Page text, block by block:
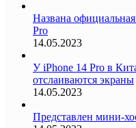
Названа
Pro
14.05.2023
У iPhone 14 Pro в
отслаиваются экраны
14.05.2023
Представлен мини-